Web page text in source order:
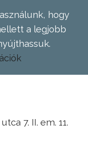
hogy
a legjobb
7. II. em. 11.